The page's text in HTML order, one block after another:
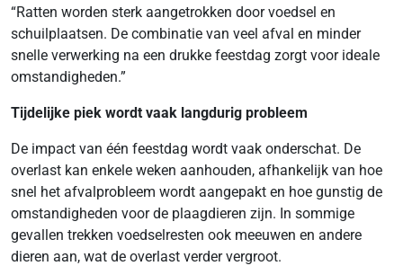
“Ratten worden sterk aangetrokken door voedsel en
schuilplaatsen. De combinatie van veel afval en minder
snelle verwerking na een drukke feestdag zorgt voor ideale
omstandigheden.”
Tijdelijke piek wordt vaak langdurig probleem
De impact van één feestdag wordt vaak onderschat. De
overlast kan enkele weken aanhouden, afhankelijk van hoe
snel het afvalprobleem wordt aangepakt en hoe gunstig de
omstandigheden voor de plaagdieren zijn. In sommige
gevallen trekken voedselresten ook meeuwen en andere
dieren aan, wat de overlast verder vergroot.